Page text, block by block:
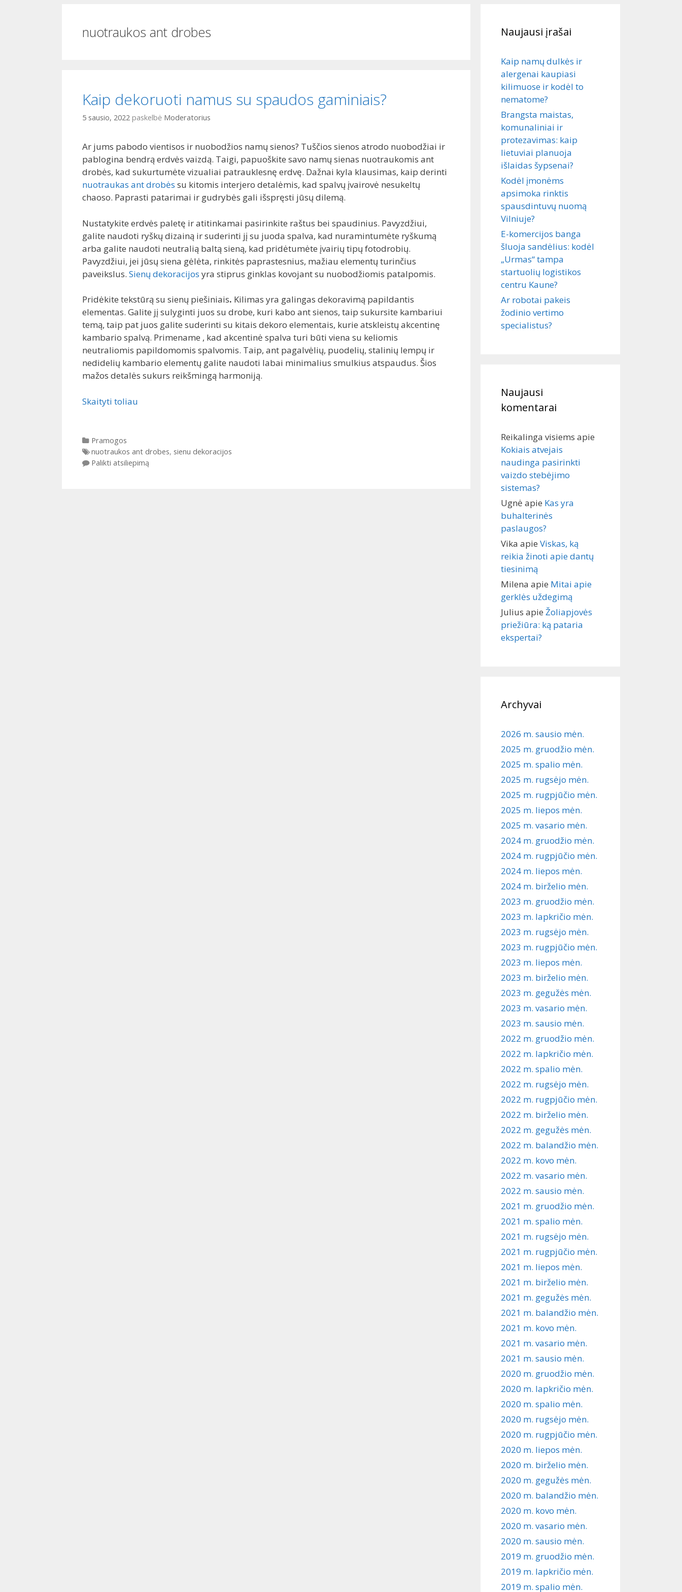
nuotraukos ant drobes
Kaip dekoruoti namus su spaudos gaminiais?
5 sausio, 2022 paskelbė Moderatorius
Ar jums pabodo vientisos ir nuobodžios namų sienos? Tuščios sienos atrodo nuobodžiai ir
pablogina bendrą erdvės vaizdą. Taigi, papuoškite savo namų sienas nuotraukomis ant
drobės, kad sukurtumėte vizualiai patrauklesnę erdvę. Dažnai kyla klausimas, kaip derinti
nuotraukas ant drobės su kitomis interjero detalėmis, kad spalvų įvairovė nesukeltų
chaoso. Paprasti patarimai ir gudrybės gali išspręsti jūsų dilemą.
Nustatykite erdvės paletę ir atitinkamai pasirinkite raštus bei spaudinius. Pavyzdžiui,
galite naudoti ryškų dizainą ir suderinti jį su juoda spalva, kad nuramintumėte ryškumą
arba galite naudoti neutralią baltą sieną, kad pridėtumėte įvairių tipų fotodrobių.
Pavyzdžiui, jei jūsų siena gėlėta, rinkitės paprastesnius, mažiau elementų turinčius
paveikslus. Sienų dekoracijos yra stiprus ginklas kovojant su nuobodžiomis patalpomis.
Pridėkite tekstūrą su sienų piešiniais. Kilimas yra galingas dekoravimą papildantis
elementas. Galite jį sulyginti juos su drobe, kuri kabo ant sienos, taip sukursite kambariui
temą, taip pat juos galite suderinti su kitais dekoro elementais, kurie atskleistų akcentinę
kambario spalvą. Primename , kad akcentinė spalva turi būti viena su keliomis
neutraliomis papildomomis spalvomis. Taip, ant pagalvėlių, puodelių, stalinių lempų ir
nedidelių kambario elementų galite naudoti labai minimalius smulkius atspaudus. Šios
mažos detalės sukurs reikšmingą harmoniją.
Skaityti toliau
Kategorijos
Pramogos
Gairės
nuotraukos ant drobes, sienu dekoracijos
Palikti atsiliepimą
Naujausi įrašai
Kaip namų dulkės ir
alergenai kaupiasi
kilimuose ir kodėl to
nematome?
Brangsta maistas,
komunaliniai ir
protezavimas: kaip
lietuviai planuoja
išlaidas šypsenai?
Kodėl įmonėms
apsimoka rinktis
spausdintuvų nuomą
Vilniuje?
E-komercijos banga
šluoja sandėlius: kodėl
„Urmas“ tampa
startuolių logistikos
centru Kaune?
Ar robotai pakeis
žodinio vertimo
specialistus?
Naujausi
komentarai
Reikalinga visiems apie
Kokiais atvejais
naudinga pasirinkti
vaizdo stebėjimo
sistemas?
Ugnė apie Kas yra
buhalterinės
paslaugos?
Vika apie Viskas, ką
reikia žinoti apie dantų
tiesinimą
Milena apie Mitai apie
gerklės uždegimą
Julius apie Žoliapjovės
priežiūra: ką pataria
ekspertai?
Archyvai
2026 m. sausio mėn.
2025 m. gruodžio mėn.
2025 m. spalio mėn.
2025 m. rugsėjo mėn.
2025 m. rugpjūčio mėn.
2025 m. liepos mėn.
2025 m. vasario mėn.
2024 m. gruodžio mėn.
2024 m. rugpjūčio mėn.
2024 m. liepos mėn.
2024 m. birželio mėn.
2023 m. gruodžio mėn.
2023 m. lapkričio mėn.
2023 m. rugsėjo mėn.
2023 m. rugpjūčio mėn.
2023 m. liepos mėn.
2023 m. birželio mėn.
2023 m. gegužės mėn.
2023 m. vasario mėn.
2023 m. sausio mėn.
2022 m. gruodžio mėn.
2022 m. lapkričio mėn.
2022 m. spalio mėn.
2022 m. rugsėjo mėn.
2022 m. rugpjūčio mėn.
2022 m. birželio mėn.
2022 m. gegužės mėn.
2022 m. balandžio mėn.
2022 m. kovo mėn.
2022 m. vasario mėn.
2022 m. sausio mėn.
2021 m. gruodžio mėn.
2021 m. spalio mėn.
2021 m. rugsėjo mėn.
2021 m. rugpjūčio mėn.
2021 m. liepos mėn.
2021 m. birželio mėn.
2021 m. gegužės mėn.
2021 m. balandžio mėn.
2021 m. kovo mėn.
2021 m. vasario mėn.
2021 m. sausio mėn.
2020 m. gruodžio mėn.
2020 m. lapkričio mėn.
2020 m. spalio mėn.
2020 m. rugsėjo mėn.
2020 m. rugpjūčio mėn.
2020 m. liepos mėn.
2020 m. birželio mėn.
2020 m. gegužės mėn.
2020 m. balandžio mėn.
2020 m. kovo mėn.
2020 m. vasario mėn.
2020 m. sausio mėn.
2019 m. gruodžio mėn.
2019 m. lapkričio mėn.
2019 m. spalio mėn.